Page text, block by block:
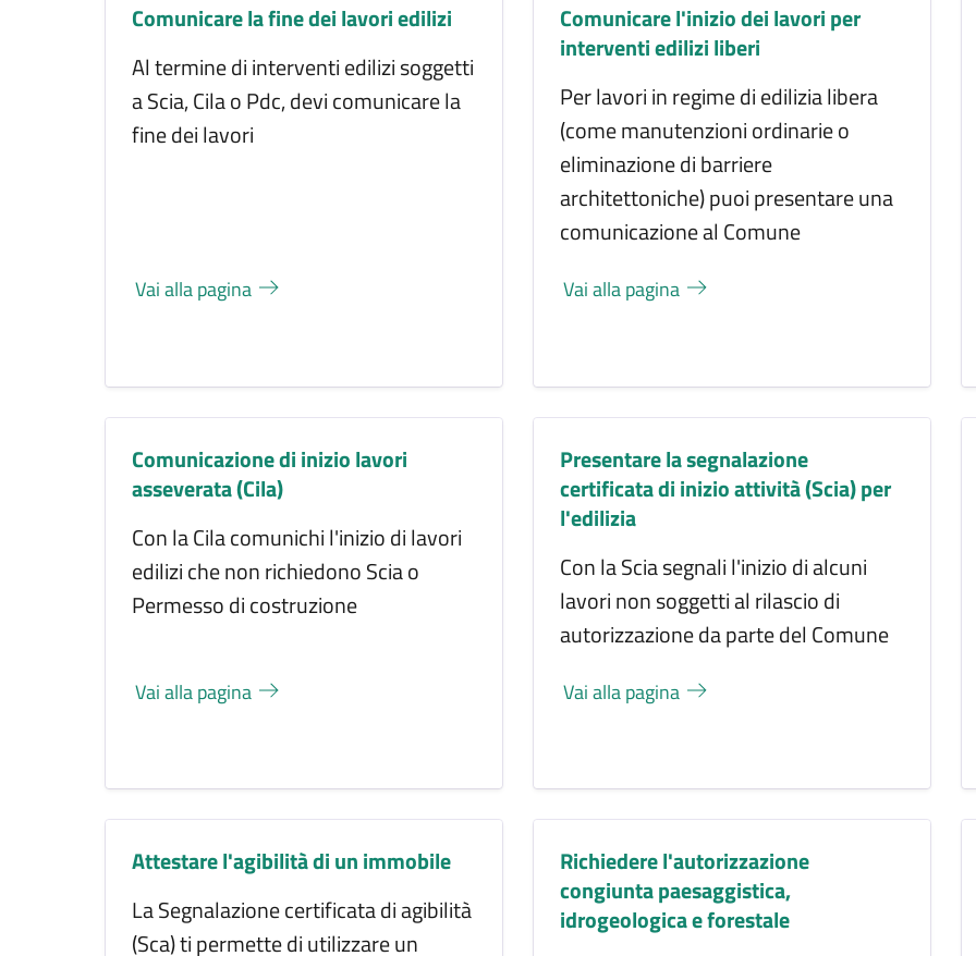
Comunicare la fine dei lavori edilizi
Al termine di interventi edilizi soggetti
a Scia, Cila o Pdc, devi comunicare la
fine dei lavori
Vai alla pagina
Comunicare l'inizio dei lavori per
interventi edilizi liberi
Per lavori in regime di edilizia libera
(come manutenzioni ordinarie o
eliminazione di barriere
architettoniche) puoi presentare una
comunicazione al Comune
Vai alla pagina
Comunicazione di inizio lavori
asseverata (Cila)
Con la Cila comunichi l'inizio di lavori
edilizi che non richiedono Scia o
Permesso di costruzione
Vai alla pagina
Presentare la segnalazione
certificata di inizio attività (Scia) per
l'edilizia
Con la Scia segnali l'inizio di alcuni
lavori non soggetti al rilascio di
autorizzazione da parte del Comune
Vai alla pagina
Attestare l'agibilità di un immobile
La Segnalazione certificata di agibilità
(Sca) ti permette di utilizzare un
Richiedere l'autorizzazione
congiunta paesaggistica,
idrogeologica e forestale